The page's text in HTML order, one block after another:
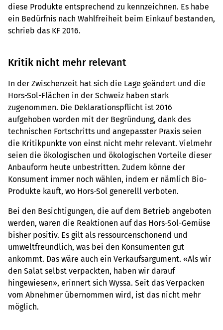
diese Produkte entsprechend zu kennzeichnen. Es habe
ein Bedürfnis nach Wahlfreiheit beim Einkauf bestanden,
schrieb das KF 2016.
Kritik nicht mehr relevant
In der Zwischenzeit hat sich die Lage geändert und die
Hors-Sol-Flächen in der Schweiz haben stark
zugenommen. Die Deklarationspflicht ist 2016
aufgehoben worden mit der Begründung, dank des
technischen Fortschritts und angepasster Praxis seien
die Kritikpunkte von einst nicht mehr relevant. Vielmehr
seien die ökologischen und ökologischen Vorteile dieser
Anbauform heute unbestritten. Zudem könne der
Konsument immer noch wählen, indem er nämlich Bio-
Produkte kauft, wo Hors-Sol generelll verboten.
Bei den Besichtigungen, die auf dem Betrieb angeboten
werden, waren die Reaktionen auf das Hors-Sol-Gemüse
bisher positiv. Es gilt als ressourcenschonend und
umweltfreundlich, was bei den Konsumenten gut
ankommt. Das wäre auch ein Verkaufsargument. «Als wir
den Salat selbst verpackten, haben wir darauf
hingewiesen», erinnert sich Wyssa. Seit das Verpacken
vom Abnehmer übernommen wird, ist das nicht mehr
möglich.